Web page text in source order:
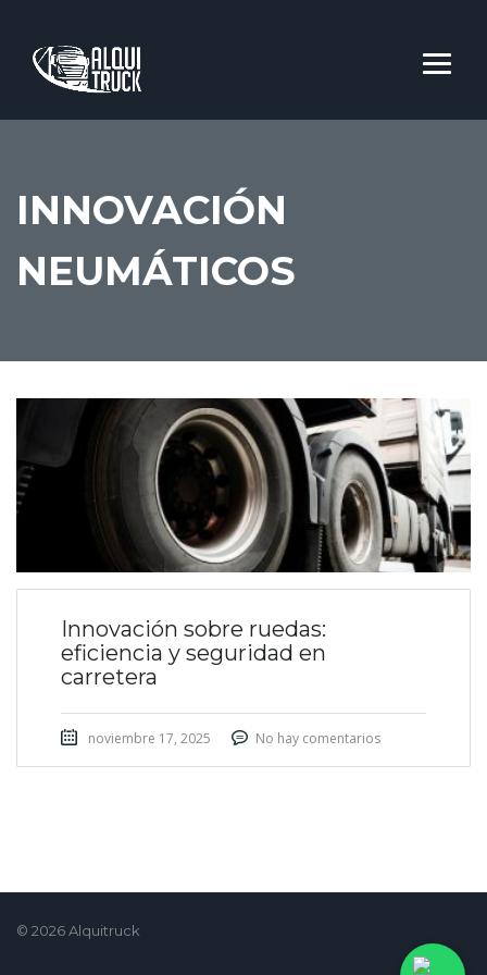
INNOVACIÓN
NEUMÁTICOS
Innovación sobre ruedas:
eficiencia y seguridad en
carretera
noviembre 17, 2025 No hay comentarios
© 2026 Alquitruck